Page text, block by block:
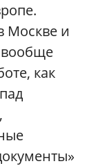
Москве и
вообще
как
,